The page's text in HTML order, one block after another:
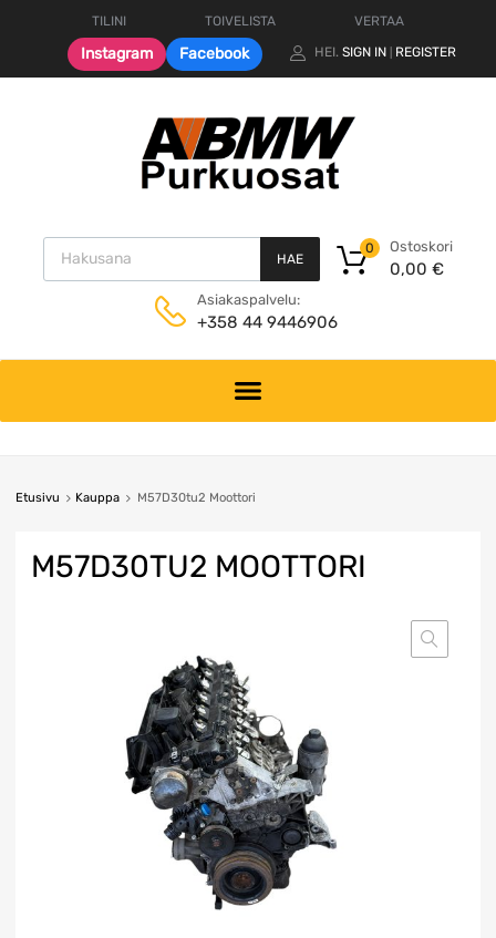
TILINI TOIVELISTA VERTAA
Instagram Facebook HEI. SIGN IN REGISTER
Products search
HAE
Ostoskori
0,00 €
0
Asiakaspalvelu:
+358 44 9446906
content
Etusivu Kauppa M57D30tu2 Moottori
M57D30TU2 MOOTTORI